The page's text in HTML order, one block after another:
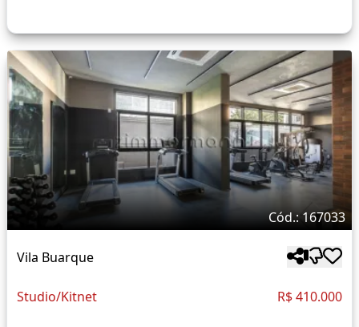
Cód.: 167033
Vila Buarque
Studio/Kitnet R$ 410.000